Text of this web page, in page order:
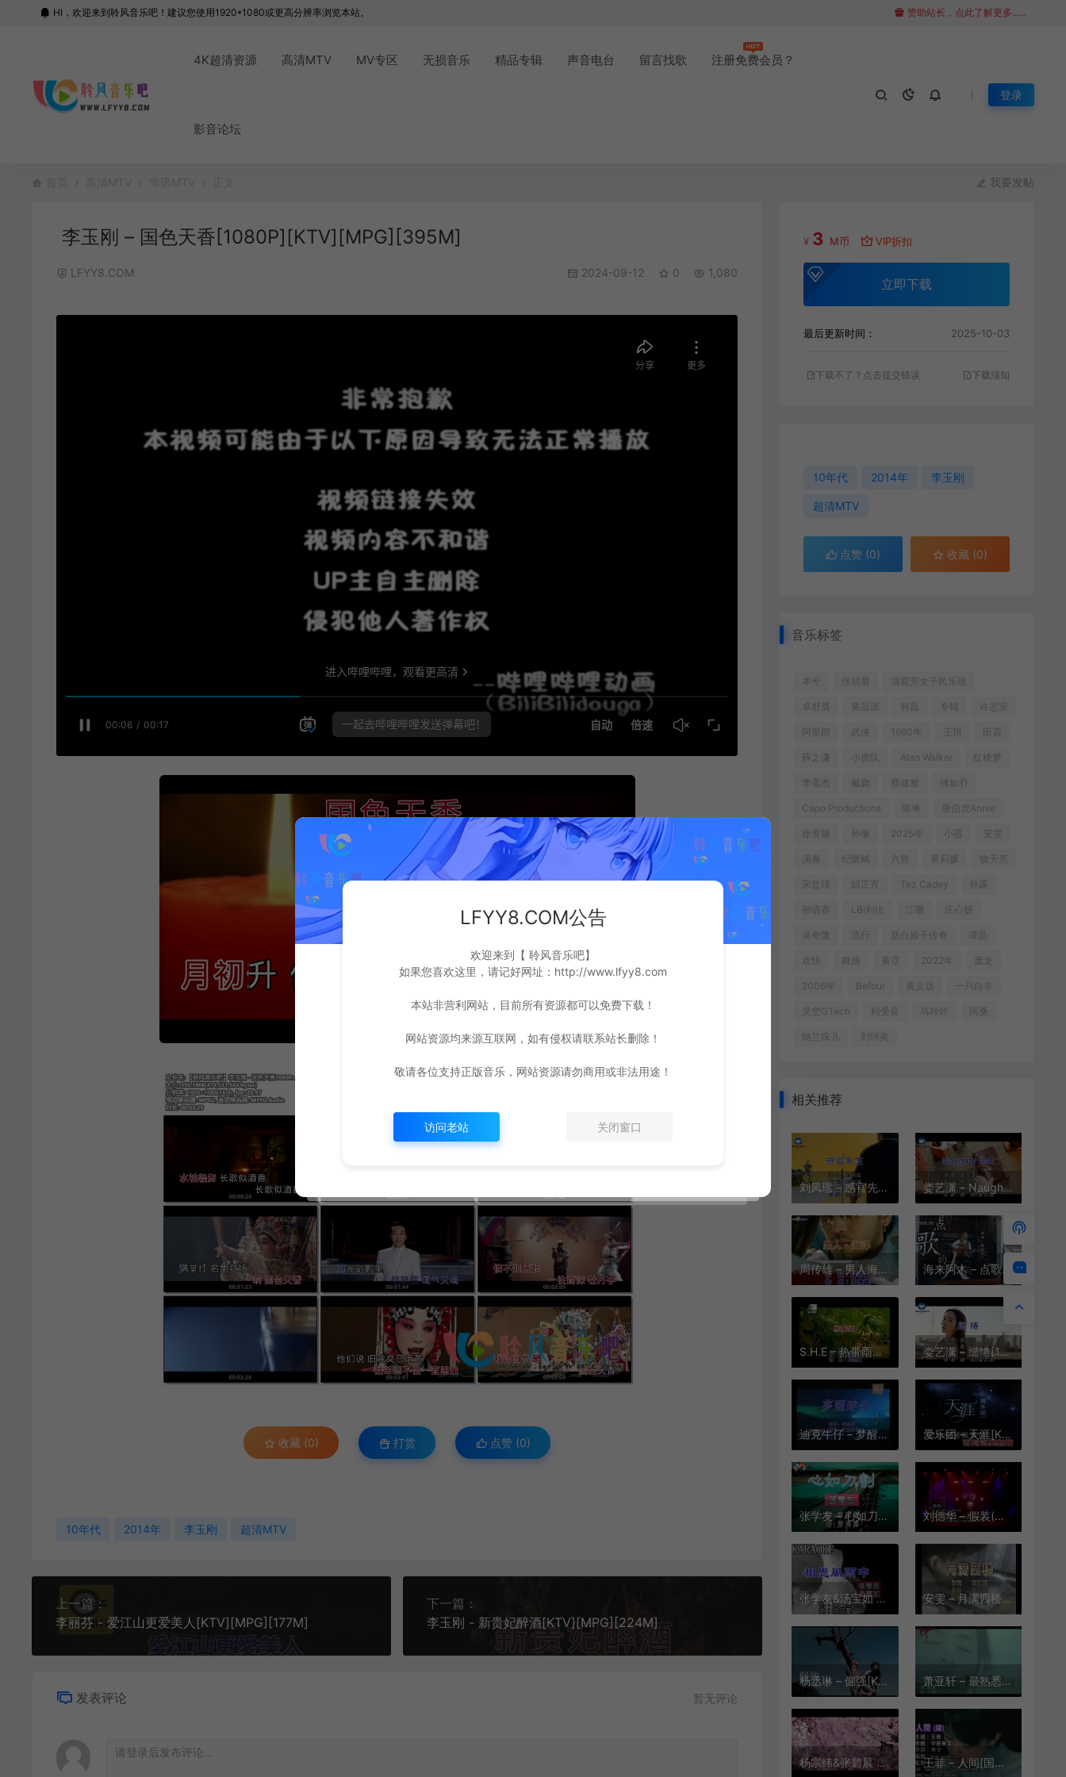
HI，欢迎来到聆风音乐吧！建议您使用1920*1080或更高分辨率浏览本站。 赞助站长，点此了解更多......
4K超清资源 高清MTV MV专区 无损音乐 精品专辑 声音电台 留言找歌 注册免费会员？
影音论坛
登录
我要发帖
李玉刚 – 国色天香[1080P][KTV][MPG][395M]
LFYY8.COM 2024-09-12 0 1,080
收藏 (0) 打赏 点赞 (0)
10年代 2014年 李玉刚 超清MTV
上一篇：
李丽芬 - 爱江山更爱美人[KTV][MPG][177M]
下一篇：
李玉刚 - 新贵妃醉酒[KTV][MPG][224M]
发表评论 暂无评论
¥ 3 M币 VIP折扣
立即下载
最后更新时间： 2025-10-03
下载不了？点击提交错误 下载须知
10年代 2014年 李玉刚
超清MTV
点赞 (0) 收藏 (0)
音乐标签
本兮 张碧晨 满庭芳女子民乐组
卓舒晨 黄品源 韩磊 专辑 许志安
阿里郎 武侠 1980年 王琪 田震
薛之谦 小虎队 Alan Walker 红楼梦
李圣杰 戴娆 蔡健雅 傅如乔
Capo Productions 陈琳 唐伯虎Annie
徐誉滕 孙俪 2025年 小霞 安雯
演奏 纪晓斌 六哲 黄莉媛 饶天亮
宋盐球 邰正宵 Tez Cadey 孙露
孙语赛 LBI利比 江珊 庄心妍
吴奇隆 流行 新白娘子传奇 谭晶
欢快 舞曲 黄霑 2022年 庞龙
2006年 Befour 黄义达 一只白羊
灵空GTech 柯受良 马吟吟 阿桑
纳兰珠儿 刘珂矣
相关推荐
刘凤瑶 – 感官先生[1080P][KTV][MPG][444M] 娄艺潇 – Naughty Ball(英文)[1080P][KTV][MPG][360M]
周传雄 – 男人海洋[KTV][MPG][156M] 海来阿木 – 点歌的人[KTV][MPG][158M]
S.H.E – 热带雨林[KTV][MPG][155M] 娄艺潇 – 缱绻[1080P][KTV][MPG][465M]
迪克牛仔 – 梦醒时分[KTV][MPG][160.8M] 爱乐团 – 天涯[KTV][MPG][181M]
张学友 – 心如刀割[KTV][MPG][183.3M] 刘德华 – 假装(演唱会)[粤语][KTV][MPG][147M]
张学友&汤宝如 – 相思风雨中[KTV][VOB][159.7M] 安雯 – 月满西楼[KTV][VOB][392M]
杨丞琳 – 倔强[KTV][VOB][273M] 萧亚轩 – 最熟悉的陌生人[KTV][MPG][148.7M]
杨宗纬&张碧晨 – 凉凉[KTV][MPG][259.4M] 王菲 – 人间[国语][KTV][VOB][299.9M]
LFYY8.COM公告
欢迎来到【 聆风音乐吧】
如果您喜欢这里，请记好网址：http://www.lfyy8.com
本站非营利网站，目前所有资源都可以免费下载！
网站资源均来源互联网，如有侵权请联系站长删除！
敬请各位支持正版音乐，网站资源请勿商用或非法用途！
访问老站 关闭窗口